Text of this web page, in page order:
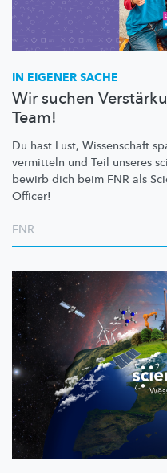
IN EIGENER SACHE
Wir suchen
Team!
Du hast Lust, Wissenschaft
vermitteln und Teil unseres
bewirb dich beim FNR als
Officer!
FNR